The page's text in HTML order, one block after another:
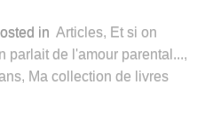
in Articles, Et si on
parlait de l'amour parental...,
, Ma collection de livres